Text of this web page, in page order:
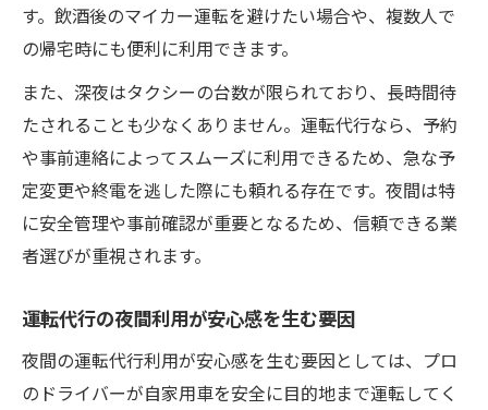
す。飲酒後のマイカー運転を避けたい場合や、複数人で
の帰宅時にも便利に利用できます。
また、深夜はタクシーの台数が限られており、長時間待
たされることも少なくありません。運転代行なら、予約
や事前連絡によってスムーズに利用できるため、急な予
定変更や終電を逃した際にも頼れる存在です。夜間は特
に安全管理や事前確認が重要となるため、信頼できる業
者選びが重視されます。
運転代行の夜間利用が安心感を生む要因
夜間の運転代行利用が安心感を生む要因としては、プロ
のドライバーが自家用車を安全に目的地まで運転してく